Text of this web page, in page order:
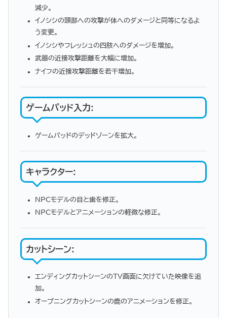
減少。
イノシシの頭部への攻撃が体へのダメージと同等になるよ
う変更。
イノシシやフレッシュの四肢へのダメージを増加。
武器の近接攻撃距離を大幅に増加。
ナイフの近接攻撃距離を若干増加。
ゲームパッド入力:
ゲームパッドのデッドゾーンを拡大。
キャラクター:
NPCモデルの目と歯を修正。
NPCモデルとアニメーションの軽微な修正。
カットシーン:
エンディングカットシーンのTV画面に欠けていた映像を追
加。
オープニングカットシーンの鹿のアニメーションを修正。